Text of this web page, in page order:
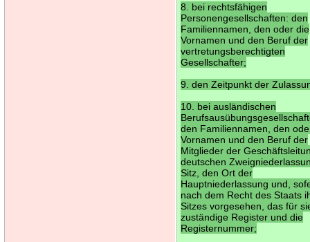
8. bei rechtsfähigen
Personengesellschaften: den
Familiennamen, den oder die
Vornamen und den Beruf der
vertretungsberechtigten
Gesellschafter;
9. den Zeitpunkt der
10. bei ausländischen
den Familiennamen, den
Vornamen und den Beruf der
Mitglieder der
deutschen
Sitz, den Ort der
Hauptniederlassung und,
nach dem Recht des Staats
Sitzes vorgesehen, das für
zuständige Register und die
Registernummer;